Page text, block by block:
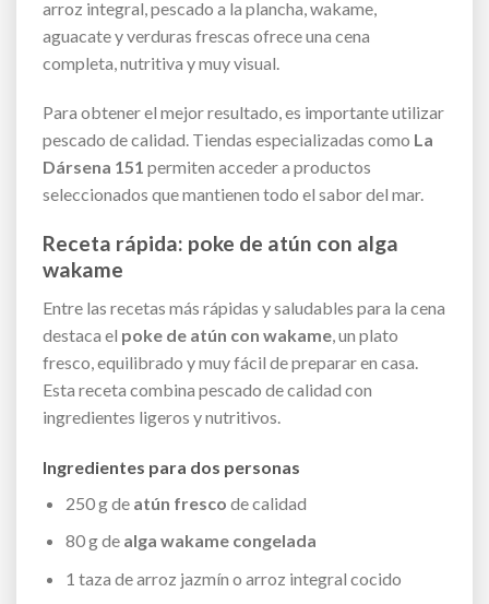
arroz integral, pescado a la plancha, wakame,
aguacate y verduras frescas ofrece una cena
completa, nutritiva y muy visual.
Para obtener el mejor resultado, es importante utilizar
pescado de calidad. Tiendas especializadas como La
Dársena 151 permiten acceder a productos
seleccionados que mantienen todo el sabor del mar.
Receta rápida: poke de atún con alga
wakame
Entre las recetas más rápidas y saludables para la cena
destaca el poke de atún con wakame, un plato
fresco, equilibrado y muy fácil de preparar en casa.
Esta receta combina pescado de calidad con
ingredientes ligeros y nutritivos.
Ingredientes para dos personas
250 g de atún fresco de calidad
80 g de alga wakame congelada
1 taza de arroz jazmín o arroz integral cocido